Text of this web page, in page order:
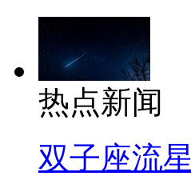
热点新闻
双子座流